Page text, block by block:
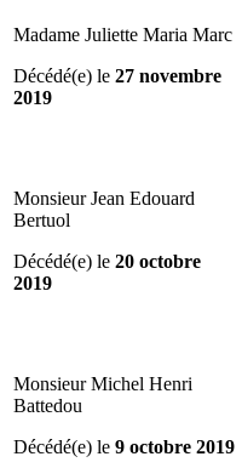
Madame Juliette Maria Marc
Décédé(e) le 27 novembre
2019
Monsieur Jean Edouard
Bertuol
Décédé(e) le 20 octobre
2019
Monsieur Michel Henri
Battedou
Décédé(e) le 9 octobre 2019